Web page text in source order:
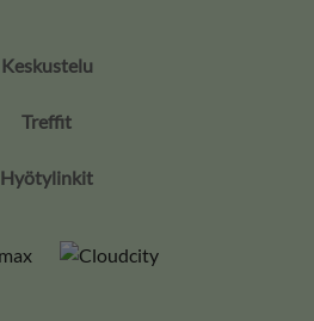
Keskustelu
Treffit
Hyötylinkit